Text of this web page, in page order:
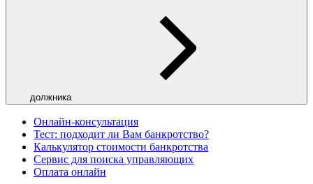
должника
Онлайн-консультация
Тест: подходит ли Вам банкротство?
Калькулятор стоимости банкротства
Сервис для поиска управляющих
Оплата онлайн